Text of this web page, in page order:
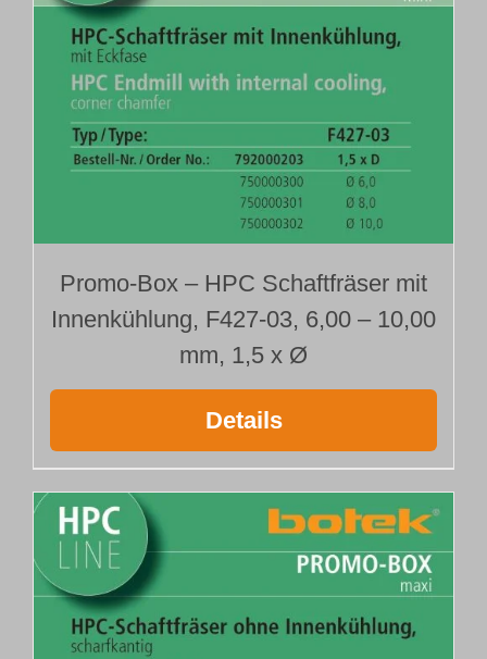
Promo-Box – HPC Schaftfräser mit
Innenkühlung, F427-03, 6,00 – 10,00
mm, 1,5 x Ø
Details